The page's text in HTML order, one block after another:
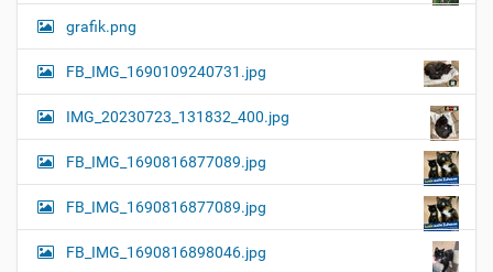
grafik.png
FB_IMG_1690109240731.jpg
IMG_20230723_131832_400.jpg
FB_IMG_1690816877089.jpg
FB_IMG_1690816877089.jpg
FB_IMG_1690816898046.jpg